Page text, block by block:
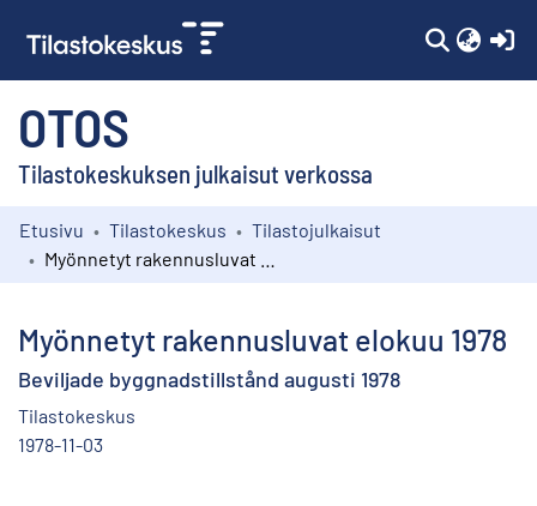
OTOS
Tilastokeskuksen julkaisut verkossa
Kokoelmat
Etusivu Tilastokeskus
Tilastojulkaisut
Myönnetyt rakennusluvat elokuu 1978
Beviljade byggnadstillstånd augusti 1978
Tilastokeskus
1978-11-03